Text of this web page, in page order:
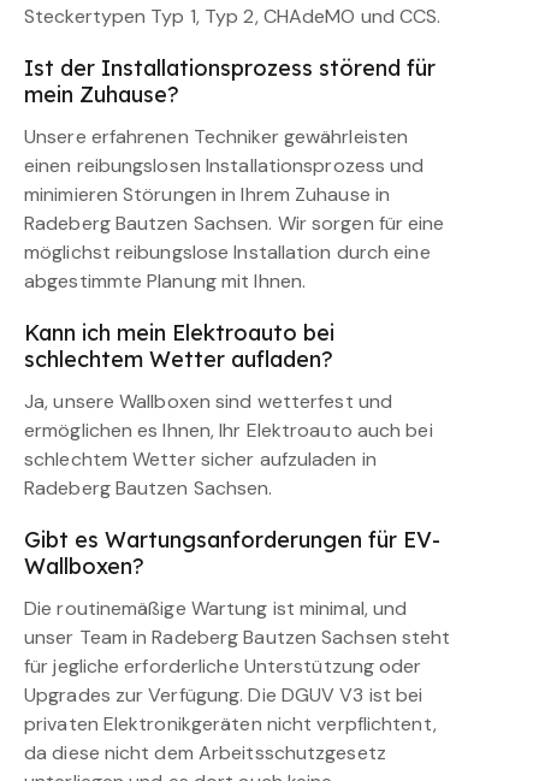
Steckertypen Typ 1, Typ 2, CHAdeMO und CCS.
Ist der Installationsprozess störend für
mein Zuhause?
Unsere erfahrenen Techniker gewährleisten
einen reibungslosen Installationsprozess und
minimieren Störungen in Ihrem Zuhause in
Radeberg Bautzen Sachsen. Wir sorgen für eine
möglichst reibungslose Installation durch eine
abgestimmte Planung mit Ihnen.
Kann ich mein Elektroauto bei
schlechtem Wetter aufladen?
Ja, unsere Wallboxen sind wetterfest und
ermöglichen es Ihnen, Ihr Elektroauto auch bei
schlechtem Wetter sicher aufzuladen in
Radeberg Bautzen Sachsen.
Gibt es Wartungsanforderungen für EV-
Wallboxen?
Die routinemäßige Wartung ist minimal, und
unser Team in Radeberg Bautzen Sachsen steht
für jegliche erforderliche Unterstützung oder
Upgrades zur Verfügung. Die DGUV V3 ist bei
privaten Elektronikgeräten nicht verpflichtent,
da diese nicht dem Arbeitsschutzgesetz